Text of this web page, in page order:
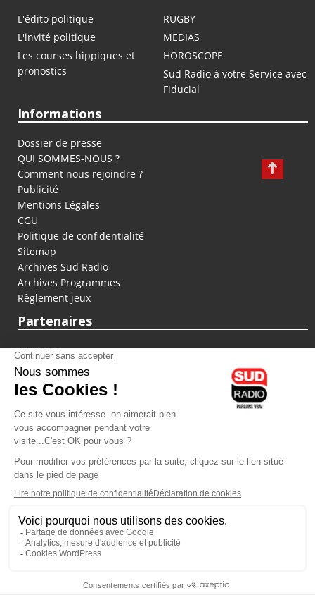
L'édito politique
RUGBY
L'invité politique
MEDIAS
Les courses hippiques et
pronostics
HOROSCOPE
Sud Radio à votre Service avec
Fiducial
Informations
Dossier de presse
QUI SOMMES-NOUS ?
Comment nous rejoindre ?
Publicité
Mentions Légales
CGU
Politique de confidentialité
Sitemap
Archives Sud Radio
Archives Programmes
Règlement jeux
Partenaires
fiducial.fr
lyoncapitale.fr
olympique-et-lyonnais.com
L'application Iphone / Android
Téléchargez l'application
Les cookies
Gestion des cookies
Crédit photos : ©Sud Radio / Pierre Olivier